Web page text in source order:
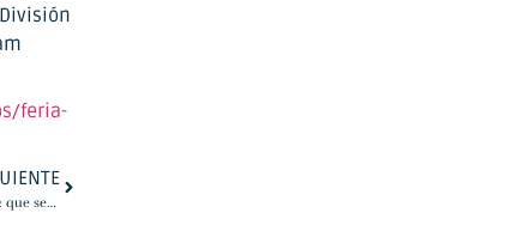
feria-
Beauty Valencia prepara ya su edición de 2022 que será del 29 al 30 de enero